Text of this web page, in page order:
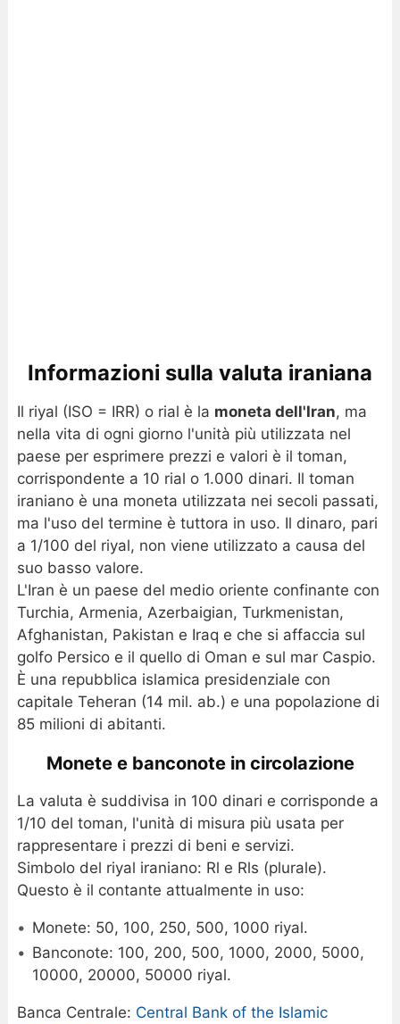
Informazioni sulla valuta iraniana
Il riyal (ISO = IRR) o rial è la moneta dell'Iran, ma
nella vita di ogni giorno l'unità più utilizzata nel
paese per esprimere prezzi e valori è il toman,
corrispondente a 10 rial o 1.000 dinari. Il toman
iraniano è una moneta utilizzata nei secoli passati,
ma l'uso del termine è tuttora in uso. Il dinaro, pari
a 1/100 del riyal, non viene utilizzato a causa del
suo basso valore.
L'Iran è un paese del medio oriente confinante con
Turchia, Armenia, Azerbaigian, Turkmenistan,
Afghanistan, Pakistan e Iraq e che si affaccia sul
golfo Persico e il quello di Oman e sul mar Caspio.
È una repubblica islamica presidenziale con
capitale Teheran (14 mil. ab.) e una popolazione di
85 milioni di abitanti.
Monete e banconote in circolazione
La valuta è suddivisa in 100 dinari e corrisponde a
1/10 del toman, l'unità di misura più usata per
rappresentare i prezzi di beni e servizi.
Simbolo del riyal iraniano: Rl e Rls (plurale).
Questo è il contante attualmente in uso:
Monete: 50, 100, 250, 500, 1000 riyal.
Banconote: 100, 200, 500, 1000, 2000, 5000,
10000, 20000, 50000 riyal.
Banca Centrale: Central Bank of the Islamic